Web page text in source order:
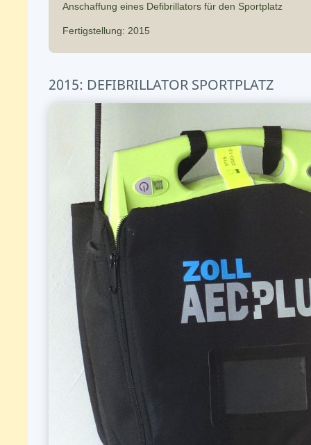
Anschaffung eines Defibrillators für den Sportplatz
Fertigstellung: 2015
2015: DEFIBRILLATOR SPORTPLATZ